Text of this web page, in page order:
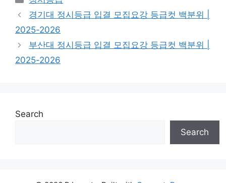
경기대 정시등급 입결 모집요강 등급컷 백분위 |
2025-2026
부산대 정시등급 입결 모집요강 등급컷 백분위 |
2025-2026
Search
Search